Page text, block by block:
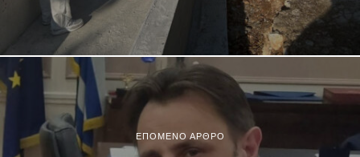
ΕΠΌΜΕΝΟ ΆΡΘΡΟ